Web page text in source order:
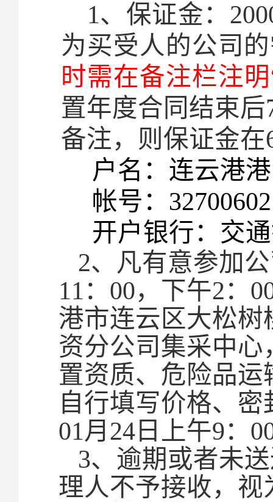
1、保证金：
为买受人的公司
时需在备注栏注
置年度合同结束
备注，则保证金
户名 ：连云港
帐号：
开户银行：交
2、凡有意参加
11：00，下午2：
港市连云区大松树
资分公司集采中
置资质、危险品
自行填写价格、
01月24日上午9：
3、逾期或者未
理人不予接收，